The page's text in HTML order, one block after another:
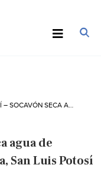
agua de
San Luis Potosí